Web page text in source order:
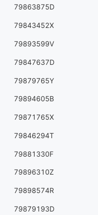
79863875D
79843452X
79893599V
79847637D
79879765Y
79894605B
79871765X
79846294T
79881330F
79896310Z
79898574R
79879193D